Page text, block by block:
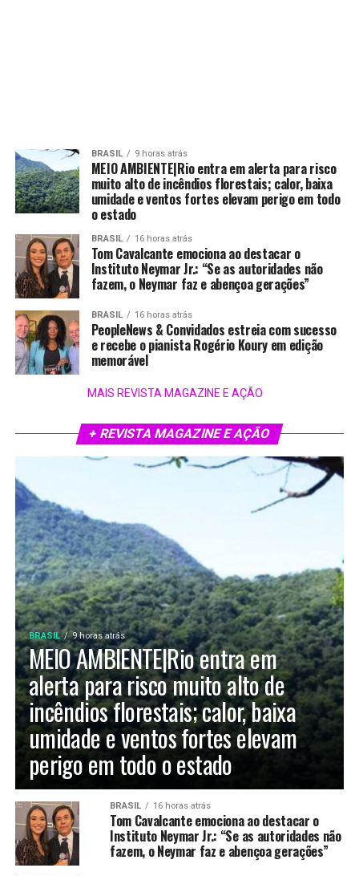
BRASIL 9 horas atrás
MEIO AMBIENTE|Rio entra em alerta para risco
muito alto de incêndios florestais; calor, baixa
umidade e ventos fortes elevam perigo em todo
o estado
BRASIL 16 horas atrás
Tom Cavalcante emociona ao destacar o
Instituto Neymar Jr.: “Se as autoridades não
fazem, o Neymar faz e abençoa gerações”
BRASIL 16 horas atrás
PeopleNews & Convidados estreia com sucesso
e recebe o pianista Rogério Koury em edição
memorável
MAIS REVISTA MAGAZINE E AÇÃO
+ REVISTA MAGAZINE E AÇÃO
BRASIL 9 horas atrás
MEIO AMBIENTE|Rio entra em
alerta para risco muito alto de
incêndios florestais; calor, baixa
umidade e ventos fortes elevam
perigo em todo o estado
BRASIL 16 horas atrás
Tom Cavalcante emociona ao destacar o
Instituto Neymar Jr.: “Se as autoridades não
fazem, o Neymar faz e abençoa gerações”